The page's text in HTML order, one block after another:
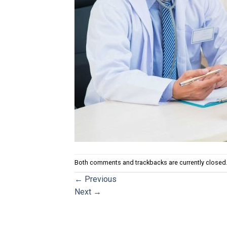
Both comments and trackbacks are currently closed.
← Previous
Next →